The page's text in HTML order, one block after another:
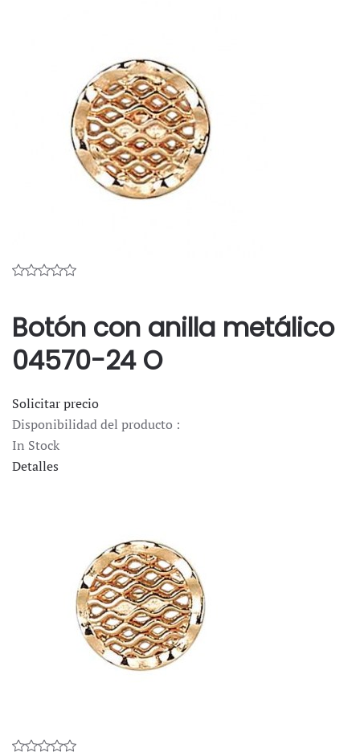
Botón con anilla metálico
04570-24 O
Solicitar precio
Disponibilidad del producto :
In Stock
Detalles